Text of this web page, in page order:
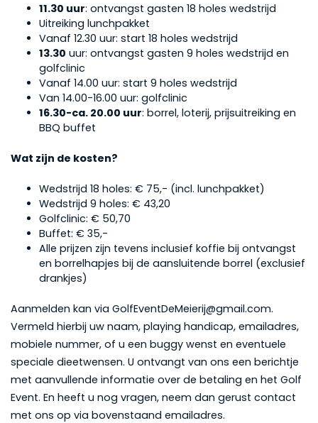
11.30 uur: ontvangst gasten 18 holes wedstrijd
Uitreiking lunchpakket
Vanaf 12.30 uur: start 18 holes wedstrijd
13.30 uur: ontvangst gasten 9 holes wedstrijd en
golfclinic
Vanaf 14.00 uur: start 9 holes wedstrijd
Van 14.00-16.00 uur: golfclinic
16.30-ca. 20.00 uur: borrel, loterij, prijsuitreiking en
BBQ buffet
Wat zijn de kosten?
Wedstrijd 18 holes: € 75,- (incl. lunchpakket)
Wedstrijd 9 holes: € 43,20
Golfclinic: € 50,70
Buffet: € 35,-
Alle prijzen zijn tevens inclusief koffie bij ontvangst
en borrelhapjes bij de aansluitende borrel (exclusief
drankjes)
Aanmelden kan via GolfEventDeMeierij@gmail.com.
Vermeld hierbij uw naam, playing handicap, emailadres,
mobiele nummer, of u een buggy wenst en eventuele
speciale dieetwensen. U ontvangt van ons een berichtje
met aanvullende informatie over de betaling en het Golf
Event. En heeft u nog vragen, neem dan gerust contact
met ons op via bovenstaand emailadres.